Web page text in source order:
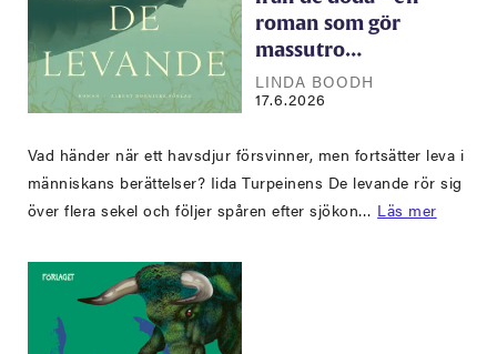
roman som gör
massutro…
LINDA BOODH
17.6.2026
Vad händer när ett havsdjur försvinner, men fortsätter leva i
människans berättelser? Iida Turpeinens De levande rör sig
över flera sekel och följer spåren efter sjökon… Läs mer